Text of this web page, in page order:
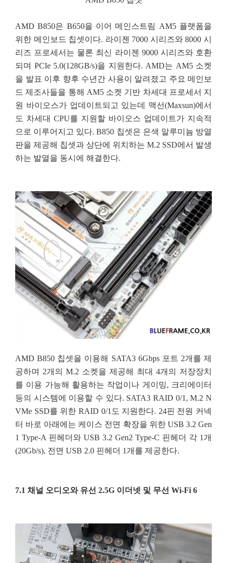
AMD B850은 B650을 이어 메인스트림 AM5 플랫폼을
위한 메인보드 칩셋이다. 라이젠 7000 시리즈와 8000 시
리즈 프로세서는 물론 최신 라이젠 9000 시리즈와 호환
되며 PCIe 5.0(128GB/s)을 지원한다. AMD는 AM5 소켓
을 발표 이후 향후 수년간 사용이 알려졌고 주요 메인보
드 제조사들을 통해 AM5 소켓 기반 차세대 프로세서 지
원 바이오스가 업데이트되고 있는데 맥선(Maxsun)에서
도 차세대 CPU를 지원할 바이오스 업데이트가 지속적
으로 이루어지고 있다. B850 칩셋은 은색 알루미늄 방열
판을 제공해 칩셋과 상단에 위치하는 M.2 SSD에서 발생
하는 발열을 동시에 해결한다.
AMD B850 칩셋을 이용해 SATA3 6Gbps 포트 2개를 제
공하며 2개의 M.2 소켓을 제공해 최대 4개의 저장장치
를 이용 가능해 활용하는 작업이나 게이밍, 크리에이터
등의 시스템에 이용할 수 있다. SATA3 RAID 0/1, M.2 N
VMe SSD를 위한 RAID 0/1도 지원한다. 24핀 전원 커넥
터 바로 아래에는 케이스 전면 확장을 위한 USB 3.2 Gen
1 Type-A 핀헤더와 USB 3.2 Gen2 Type-C 핀헤더 각 1개
(20Gb/s), 전면 USB 2.0 핀헤더 1개를 제공한다.
7.1 채널 오디오와 유선 2.5G 이더넷 및 무선 Wi-Fi 6